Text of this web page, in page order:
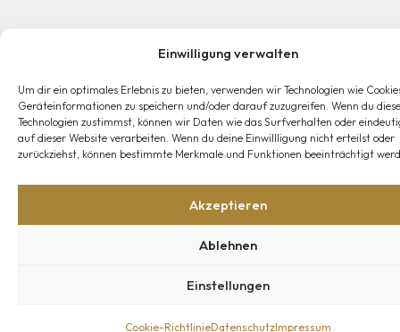
Einwilligung verwalten
Um dir ein optimales Erlebnis zu bieten, verwenden wir Technologien wie
Geräteinformationen zu speichern und/oder darauf zuzugreifen. Wenn du
Technologien zustimmst, können wir Daten wie das Surfverhalten oder
auf dieser Website verarbeiten. Wenn du deine Einwillligung nicht erteilst oder
zurückziehst, können bestimmte Merkmale und Funktionen beeinträchtigt
Akzeptieren
Ablehnen
Einstellungen
Cookie-RichtlinieDatenschutzImpressum